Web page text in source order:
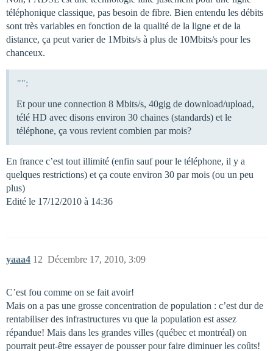
téléphonique classique, pas besoin de fibre. Bien entendu les débits
sont très variables en fonction de la qualité de la ligne et de la
distance, ça peut varier de 1Mbits/s à plus de 10Mbits/s pour les
chanceux.
"":
Et pour une connection 8 Mbits/s, 40gig de download/upload,
télé HD avec disons environ 30 chaines (standards) et le
téléphone, ça vous revient combien par mois?
En france c’est tout illimité (enfin sauf pour le téléphone, il y a
quelques restrictions) et ça coute environ 30 par mois (ou un peu
plus)
Edité le 17/12/2010 à 14:36
yaaa4 Décembre 17, 2010, 3:09
12
C’est fou comme on se fait avoir!
Mais on a pas une grosse concentration de population : c’est dur de
rentabiliser des infrastructures vu que la population est assez
répandue! Mais dans les grandes villes (québec et montréal) on
pourrait peut-être essayer de pousser pour faire diminuer les coûts!